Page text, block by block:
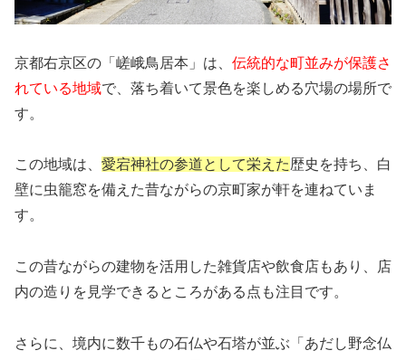
京都右京区の「嵯峨鳥居本」は、 伝統的な町並みが保護さ
れている地域で、落ち着いて景色を楽しめる穴場の場所で
す。
この地域は、 愛宕神社の参道として栄えた歴史を持ち、白
壁に虫籠窓を備えた昔ながらの京町家が軒を連ねていま
す。
この昔ながらの建物を活用した雑貨店や飲食店もあり、店
内の造りを見学できるところがある点も注目です。
さらに、境内に数千もの石仏や石塔が並ぶ「あだし野念仏